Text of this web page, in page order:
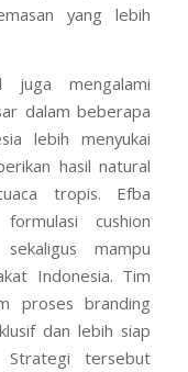
yang lebih
juga mengalami
dalam beberapa
lebih menyukai
hasil natural
tropis. Efba
cushion
mampu
Indonesia. Tim
proses branding
dan lebih siap
Strategi tersebut